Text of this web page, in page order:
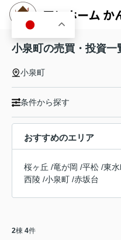
小泉町の売買・投資一
小泉町
条件から探す
おすすめのエリア
桜ヶ丘 /竜が岡 /平松 /東
西陵 /小泉町 /赤坂台
2棟 4件